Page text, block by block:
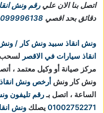
اتصل بنا الان عليرقم ونش
دقائق بحد اقصي
ونش انقاذ سبيد ونش كار / ونش
انقاذ سيارات في الاقصر لسحب
مركز صيانة أو وكيل معتمد ،
ونش كار ونش أرخص ونش
الساعة ، اتصل بـرقم تليفون
01002752271 يصلك ونش